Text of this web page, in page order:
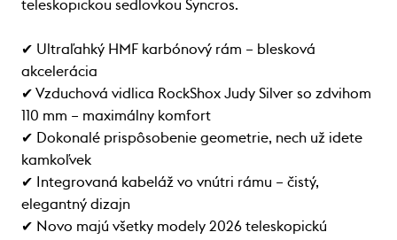
teleskopickou sedlovkou Syncros.
✔ Ultraľahký HMF karbónový rám – blesková
akcelerácia
✔ Vzduchová vidlica RockShox Judy Silver so zdvihom
110 mm – maximálny komfort
✔ Dokonalé prispôsobenie geometrie, nech už idete
kamkoľvek
✔ Integrovaná kabeláž vo vnútri rámu – čistý,
elegantný dizajn
✔ Novo majú všetky modely 2026 teleskopickú